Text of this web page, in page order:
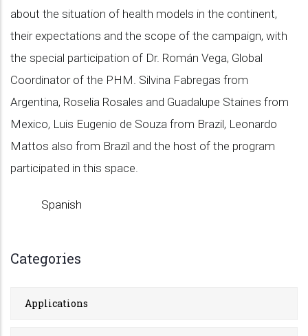
about the situation of health models in the continent,
their expectations and the scope of the campaign, with
the special participation of Dr. Román Vega, Global
Coordinator of the PHM. Silvina Fabregas from
Argentina, Roselia Rosales and Guadalupe Staines from
Mexico, Luis Eugenio de Souza from Brazil, Leonardo
Mattos also from Brazil and the host of the program
participated in this space.
Spanish
Categories
Applications